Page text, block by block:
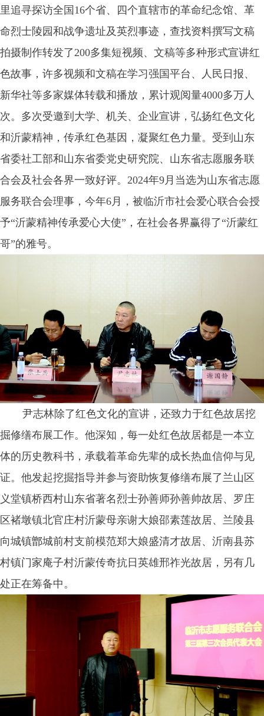
里追寻探访全国16个省、四个直辖市的革命纪念馆、革
命烈士陵园和战争遗址及英烈事迹，查找资料撰写文稿
拍摄制作转发了200多集短视频、文稿等多种形式宣讲红
色故事，许多视频和文稿在学习强国平台、人民日报、
新华社等多家媒体转载和播放，累计观阅量4000多万人
次。多次受邀到大学、机关、企业宣讲，弘扬红色文化
和沂蒙精神，传承红色基因，凝聚红色力量。受到山东
省委社工部和山东省委党史研究院、山东省志愿服务联
合会及社会各界一致好评。2024年9月当选为山东省志愿
服务联合会理事，今年6月，被临沂市社会爱心联合会授
予“沂蒙精神传承爱心大使”，在社会各界赢得了“沂蒙红
哥”的雅号。
尹志林除了红色文化的宣讲，还致力于红色故居挖
掘修缮布展工作。他深知，每一处红色故居都是一本立
体的历史教科书，承载着革命先辈的成长热血信仰与见
证。他发起挖掘指导并参与资助恢复修缮布展了兰山区
义堂镇桥西村山东省著名烈士孙善师孙善帅故居、罗庄
区褚墩镇北官庄村沂蒙母亲谢大娘邵素莲故居、兰陵县
向城镇鄫城前村支前模范郑大娘盛清才故居、沂南县苏
村镇门家庵子村沂蒙传奇抗日英雄邢祚光故居，另有几
处正在筹备中。